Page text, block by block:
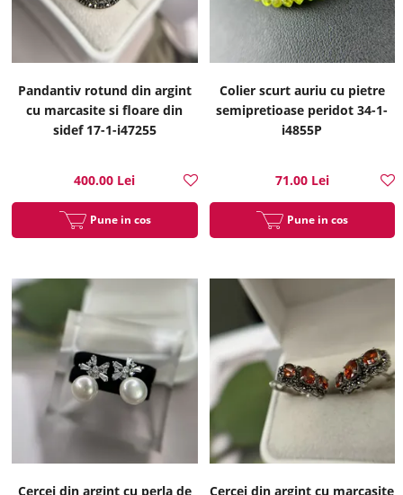
Pandantiv rotund din argint
cu marcasite si floare din
sidef 17-1-i47255
400.00 Lei
Pune in cos
Colier scurt auriu cu pietre
semipretioase peridot 34-1-
i4855P
71.00 Lei
Pune in cos
Cercei din argint cu perla de Cercei din argint cu marcasite